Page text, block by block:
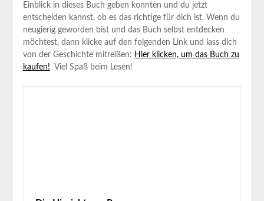
Einblick in dieses Buch geben konnten und du jetzt
entscheiden kannst, ob​ es das richtige ‌für dich ist. Wenn du
neugierig ⁤geworden bist und das Buch selbst entdecken
möchtest, dann klicke auf ⁢den⁢ folgenden Link und lass dich
von der Geschichte mitreißen: Hier klicken, um das Buch zu
kaufen! ‍ Viel ⁤Spaß beim Lesen!